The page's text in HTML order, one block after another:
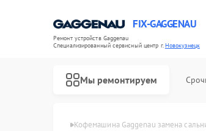
FIX-GAGGENAU
Ремонт устройств Gaggenau
Специализированный cервисный центр г.Новокузнецк
Мы ремонтируем
Кофемашина Gaggenau замена